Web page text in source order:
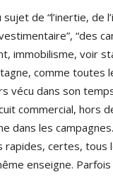
de “l’inertie, de
“des
immobilisme, voir
comme toutes
vécu dans son
commercial, hors
dans les
rapides, certes, tous
enseigne.